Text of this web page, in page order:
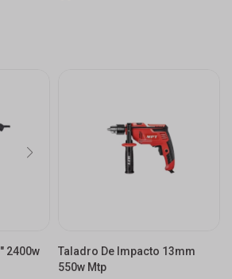
2400w
Taladro De Impacto 13mm
550w Mtp